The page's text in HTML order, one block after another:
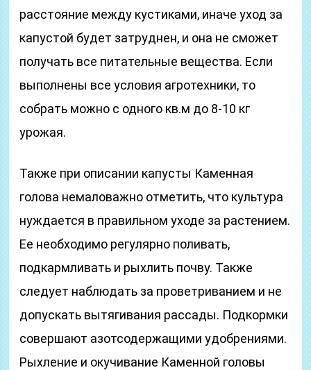
расстояние между кустиками, иначе уход за
капустой будет затруднен, и она не сможет
получать все питательные вещества. Если
выполнены все условия агротехники, то
собрать можно с одного кв.м до 8-10 кг
урожая.
Также при описании капусты Каменная
голова немаловажно отметить, что культура
нуждается в правильном уходе за растением.
Ее необходимо регулярно поливать,
подкармливать и рыхлить почву. Также
следует наблюдать за проветриванием и не
допускать вытягивания рассады. Подкормки
совершают азотсодержащими удобрениями.
Рыхление и окучивание Каменной головы